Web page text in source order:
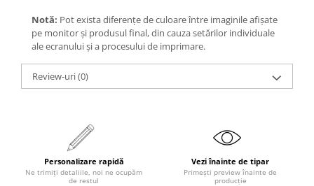
Notă: Pot exista diferențe de culoare între imaginile afișate
pe monitor și produsul final, din cauza setărilor individuale
ale ecranului și a procesului de imprimare.
Review-uri(0)
Personalizare rapidă
Ne trimiți detaliile, noi ne ocupăm
de restul
Vezi înainte de tipar
Primești preview înainte de
producție